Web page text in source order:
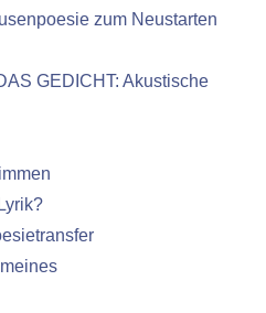
zum Neustarten
GEDICHT: Akustische